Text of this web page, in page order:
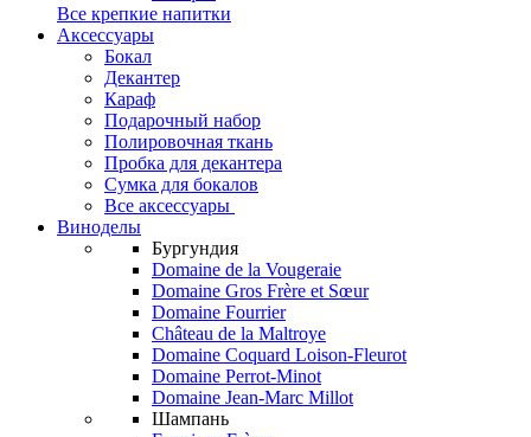
Все крепкие напитки
Аксессуары
Бокал
Декантер
Караф
Подарочный набор
Полировочная ткань
Пробка для декантера
Сумка для бокалов
Все аксессуары
Виноделы
Бургундия
Domaine de la Vougeraie
Domaine Gros Frère et Sœur
Domaine Fourrier
Château de la Maltroye
Domaine Coquard Loison-Fleurot
Domaine Perrot-Minot
Domaine Jean-Marc Millot
Шампань